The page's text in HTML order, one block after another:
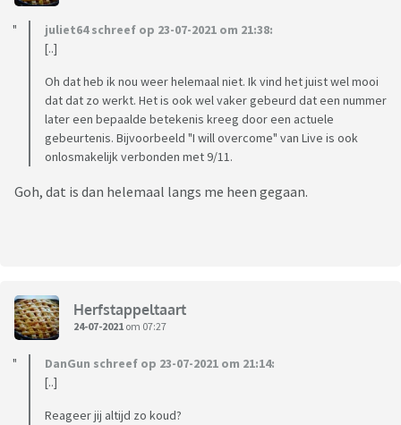
juliet64 schreef op 23-07-2021 om 21:38:
[..]
Oh dat heb ik nou weer helemaal niet. Ik vind het juist wel mooi
dat dat zo werkt. Het is ook wel vaker gebeurd dat een nummer
later een bepaalde betekenis kreeg door een actuele
gebeurtenis. Bijvoorbeeld "I will overcome" van Live is ook
onlosmakelijk verbonden met 9/11.
Goh, dat is dan helemaal langs me heen gegaan.
Herfstappeltaart
24-07-2021 om 07:27
DanGun schreef op 23-07-2021 om 21:14:
[..]
Reageer jij altijd zo koud?